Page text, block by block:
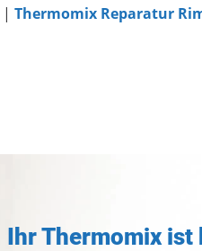
| Thermomix Reparatur
Ihr Thermomix ist